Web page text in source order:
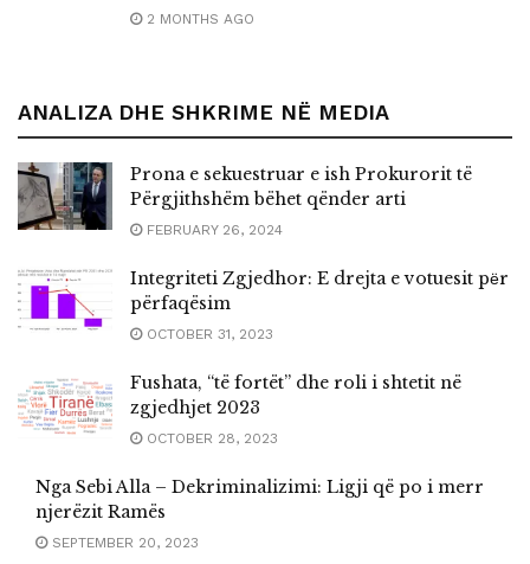
2 MONTHS AGO
ANALIZA DHE SHKRIME NË MEDIA
Prona e sekuestruar e ish Prokurorit të
Përgjithshëm bëhet qënder arti
FEBRUARY 26, 2024
Integriteti Zgjedhor: E drejta e votuesit pёr
përfaqësim
OCTOBER 31, 2023
Fushata, “të fortët” dhe roli i shtetit në
zgjedhjet 2023
OCTOBER 28, 2023
Nga Sebi Alla – Dekriminalizimi: Ligji që po i merr
njerëzit Ramës
SEPTEMBER 20, 2023